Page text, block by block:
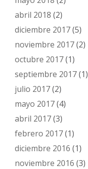
abril 2018 (2)
diciembre 2017(5)
noviembre 2017(2)
octubre 2017(1)
septiembre 2017(1)
julio 2017(2)
mayo 2017(4)
abril 2017(3)
febrero 2017(1)
diciembre 2016 (1)
noviembre 2016 (3)